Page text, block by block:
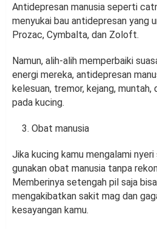
Antidepresan manusia seperti
menyukai bau antidepresan yang
Prozac, Cymbalta, dan Zoloft.
Namun, alih-alih memperbaiki
energi mereka, antidepresan
kelesuan, tremor, kejang, muntah,
pada kucing.
Obat manusia
Jika kucing kamu mengalami nyeri
gunakan obat manusia tanpa
Memberinya setengah pil saja
mengakibatkan sakit mag dan
kesayangan kamu.